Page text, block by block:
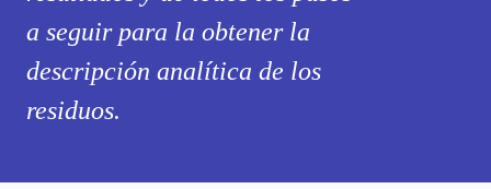
a seguir para la obtener la
descripción analítica de los
residuos.